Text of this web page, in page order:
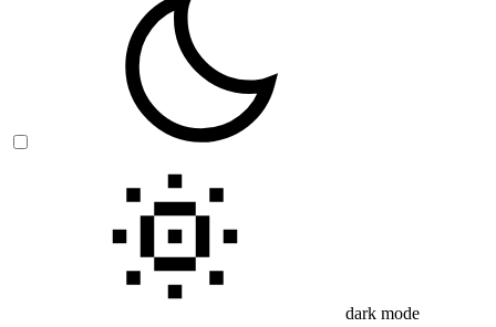
dark mode